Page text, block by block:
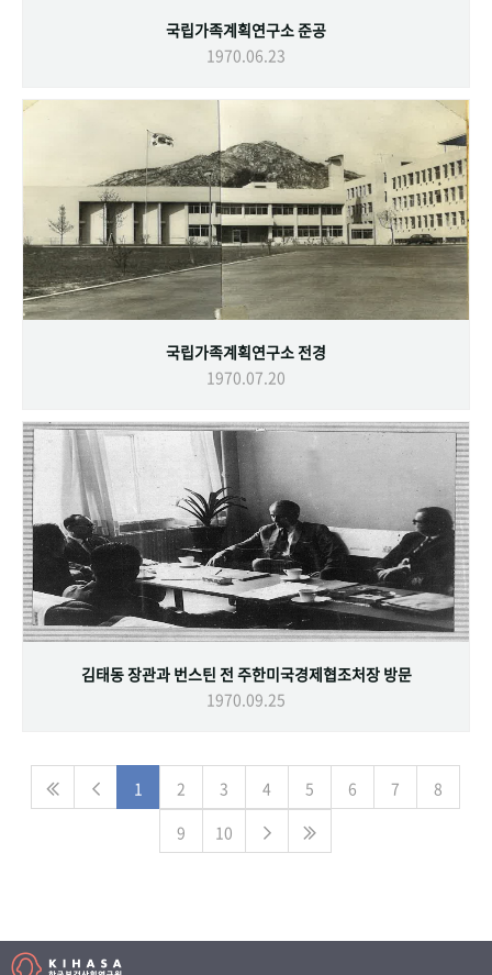
국립가족계획연구소 준공
1970.06.23
국립가족계획연구소 전경
1970.07.20
김태동 장관과 번스틴 전 주한미국경제협조처장 방문
1970.09.25
1 2 3 4 5 6 7
8
9
10